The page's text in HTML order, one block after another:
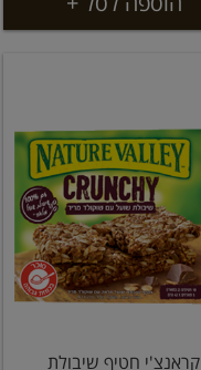
קראנצ'י חטיף שיבולת